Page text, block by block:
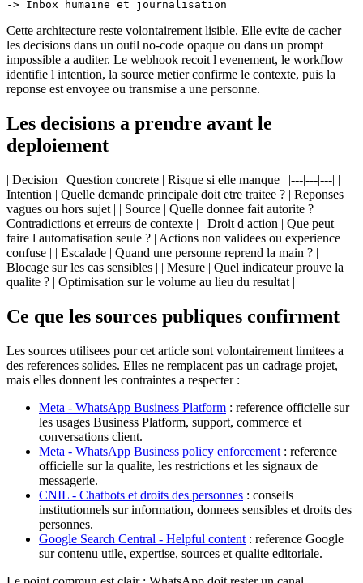
Cette architecture reste volontairement lisible. Elle evite de cacher
les decisions dans un outil no-code opaque ou dans un prompt
impossible a auditer. Le webhook recoit l evenement, le workflow
identifie l intention, la source metier confirme le contexte, puis la
reponse est envoyee ou transmise a une personne.
Les decisions a prendre avant le
deploiement
| Decision | Question concrete | Risque si elle manque | |---|---|---| |
Intention | Quelle demande principale doit etre traitee ? | Reponses
vagues ou hors sujet | | Source | Quelle donnee fait autorite ? |
Contradictions et erreurs de contexte | | Droit d action | Que peut
faire l automatisation seule ? | Actions non validees ou experience
confuse | | Escalade | Quand une personne reprend la main ? |
Blocage sur les cas sensibles | | Mesure | Quel indicateur prouve la
qualite ? | Optimisation sur le volume au lieu du resultat |
Ce que les sources publiques confirment
Les sources utilisees pour cet article sont volontairement limitees a
des references solides. Elles ne remplacent pas un cadrage projet,
mais elles donnent les contraintes a respecter :
Meta - WhatsApp Business Platform : reference officielle sur
les usages Business Platform, support, commerce et
conversations client.
Meta - WhatsApp Business policy enforcement : reference
officielle sur la qualite, les restrictions et les signaux de
messagerie.
CNIL - Chatbots et droits des personnes : conseils
institutionnels sur information, donnees sensibles et droits des
personnes.
Google Search Central - Helpful content : reference Google
sur contenu utile, expertise, sources et qualite editoriale.